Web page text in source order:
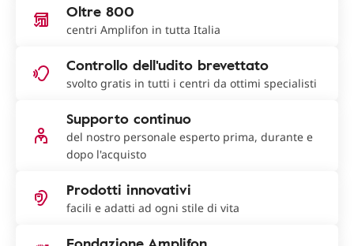
Oltre 800
centri Amplifon in tutta Italia
Controllo dell'udito brevettato
svolto gratis in tutti i centri da ottimi specialisti
Supporto continuo
del nostro personale esperto prima, durante e
dopo l'acquisto
Prodotti innovativi
facili e adatti ad ogni stile di vita